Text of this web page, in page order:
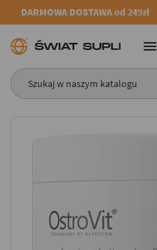
DARMOWA DOSTAWA od 249zł
